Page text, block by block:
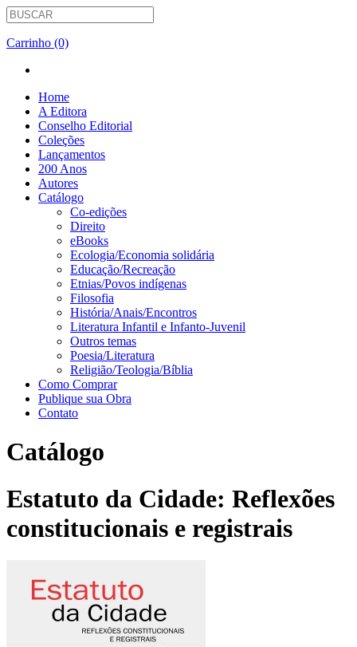
Carrinho (0)
Home
A Editora
Conselho Editorial
Coleções
Lançamentos
200 Anos
Autores
Catálogo
Co-edições
Direito
eBooks
Ecologia/Economia solidária
Educação/Recreação
Etnias/Povos indígenas
Filosofia
História/Anais/Encontros
Literatura Infantil e Infanto-Juvenil
Outros temas
Poesia/Literatura
Religião/Teologia/Bíblia
Como Comprar
Publique sua Obra
Contato
Catálogo
Estatuto da Cidade: Reflexões
constitucionais e registrais